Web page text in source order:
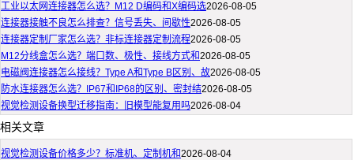
工业以太网连接器怎么选？M12 D编码和X编码选2026-08-05
连接器接触不良怎么排查？信号丢失、间歇性2026-08-05
连接器定制厂家怎么选？非标连接器定制流程2026-08-05
M12分线盒怎么选？端口数、极性、接线方式和2026-08-05
电磁阀连接器怎么接线？Type A和Type B区别、故2026-08-05
防水连接器怎么选？IP67和IP68的区别、密封结2026-08-05
视觉检测设备换型迁移指南：旧模型能复用吗2026-08-04
相关文章
视觉检测设备价格多少？标准机、定制机和2026-08-04